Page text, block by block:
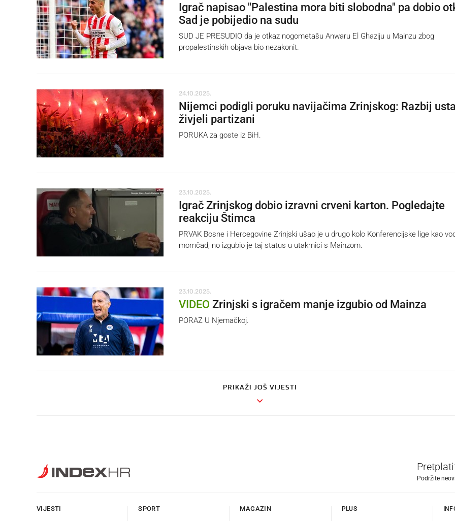
Igrač napisao "Palestina mora biti slobodna" pa dobio
Sad je pobijedio na sudu
SUD JE PRESUDIO da je otkaz nogometašu Anwaru El Ghaziju u Mainzu zbog
propalestinskih objava bio nezakonit.
24.10.2025.
Nijemci podigli poruku navijačima Zrinjskog: Razbij
živjeli partizani
PORUKA za goste iz BiH.
23.10.2025.
Igrač Zrinjskog dobio izravni crveni karton. Pogledajte
reakciju Štimca
PRVAK Bosne i Hercegovine Zrinjski ušao je u drugo kolo Konferencijske lige kao
momčad, no izgubio je taj status u utakmici s Mainzom.
23.10.2025.
VIDEO Zrinjski s igračem manje izgubio od Mainza
PORAZ U Njemačkoj.
PRIKAŽI JOŠ VIJESTI
Podržite
VIJESTI SPORT MAGAZIN PLUS